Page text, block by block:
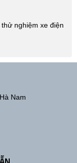
nghiệm xe điện
Nam